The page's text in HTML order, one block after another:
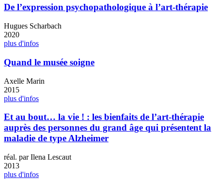
De l’expression psychopathologique à l’art-thérapie
Hugues Scharbach
2020
plus d'infos
Quand le musée soigne
Axelle Marin
2015
plus d'infos
Et au bout… la vie ! : les bienfaits de l’art-thérapie
auprès des personnes du grand âge qui présentent la
maladie de type Alzheimer
réal. par Ilena Lescaut
2013
plus d'infos